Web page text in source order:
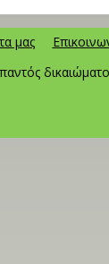
μας